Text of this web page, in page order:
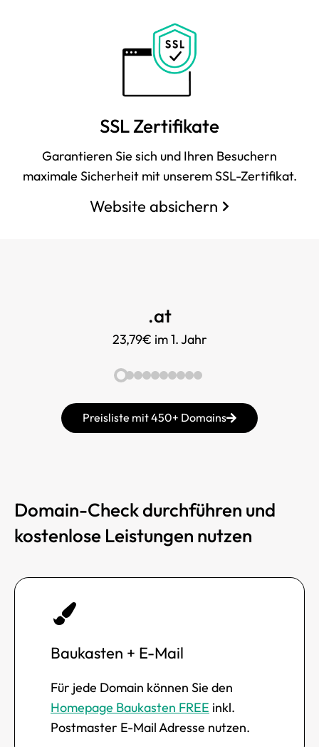
SSL Zertifikate
Garantieren Sie sich und Ihren Besuchern
maximale Sicherheit mit unserem SSL-Zertifikat.
Website absichern
.at
23,79€ im 1. Jahr
Preisliste mit 450+ Domains
Domain-Check durchführen und
kostenlose Leistungen nutzen
Baukasten + E-Mail
Für jede Domain können Sie den
Homepage Baukasten FREE inkl.
Postmaster E-Mail Adresse nutzen.